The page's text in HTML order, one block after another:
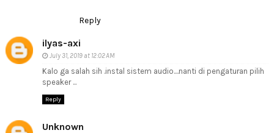
Reply
ilyas-axi
July 31, 2019 at 12:02 AM
Kalo ga salah sih .instal sistem audio....nanti di pengaturan pilih
speaker ...
Reply
Unknown